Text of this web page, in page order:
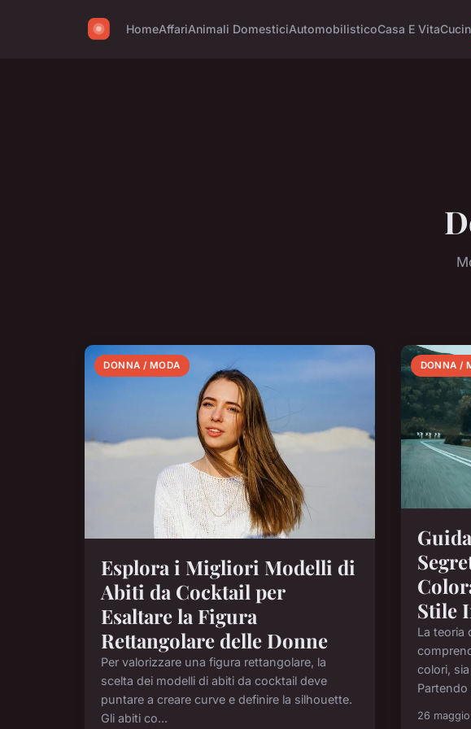
HomeAffariAnimali DomesticiAutomobilisticoCasa E Vita
DONNA / MODA
Esplora i Migliori Modelli di
Abiti da Cocktail per
Esaltare la Figura
Rettangolare delle Donne
Per valorizzare una figura rettangolare, la
scelta dei modelli di abiti da cocktail deve
puntare a creare curve e definire la silhouette.
Gli abiti co...
DONNA /
Stile
La teoria
colori,
Partendo
26